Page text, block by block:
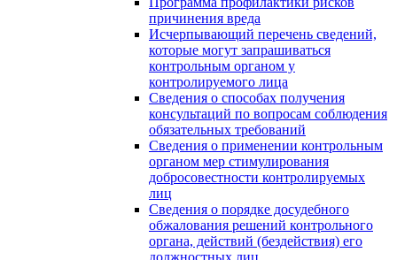
причинения вреда
Исчерпывающий перечень сведений,
которые могут запрашиваться
контрольным органом у
контролируемого лица
Сведения о способах получения
консультаций по вопросам соблюдения
обязательных требований
Сведения о применении контрольным
органом мер стимулирования
добросовестности контролируемых
лиц
Сведения о порядке досудебного
обжалования решений контрольного
органа, действий (бездействия) его
должностных лиц